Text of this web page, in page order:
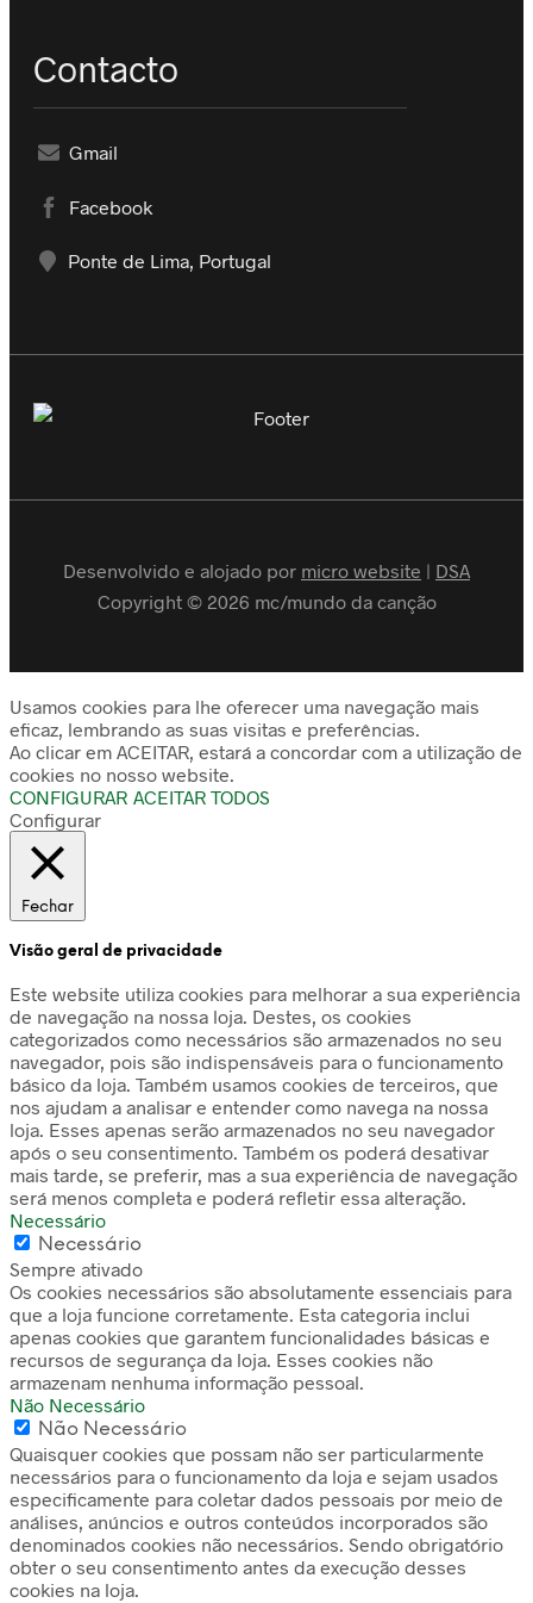
Contacto
Gmail
Facebook
Ponte de Lima, Portugal
Desenvolvido e alojado por micro website | DSA
Copyright © 2026 mc/mundo da canção
Usamos cookies para lhe oferecer uma navegação mais
eficaz, lembrando as suas visitas e preferências.
Ao clicar em ACEITAR, estará a concordar com a utilização de
cookies no nosso website.
CONFIGURAR ACEITAR TODOS
Configurar
Fechar
Visão geral de privacidade
Este website utiliza cookies para melhorar a sua experiência
de navegação na nossa loja. Destes, os cookies
categorizados como necessários são armazenados no seu
navegador, pois são indispensáveis para o funcionamento
básico da loja. Também usamos cookies de terceiros, que
nos ajudam a analisar e entender como navega na nossa
loja. Esses apenas serão armazenados no seu navegador
após o seu consentimento. Também os poderá desativar
mais tarde, se preferir, mas a sua experiência de navegação
será menos completa e poderá refletir essa alteração.
Necessário
Necessário
Sempre ativado
Os cookies necessários são absolutamente essenciais para
que a loja funcione corretamente. Esta categoria inclui
apenas cookies que garantem funcionalidades básicas e
recursos de segurança da loja. Esses cookies não
armazenam nenhuma informação pessoal.
Não Necessário
Não Necessário
Quaisquer cookies que possam não ser particularmente
necessários para o funcionamento da loja e sejam usados
especificamente para coletar dados pessoais por meio de
análises, anúncios e outros conteúdos incorporados são
denominados cookies não necessários. Sendo obrigatório
obter o seu consentimento antes da execução desses
cookies na loja.